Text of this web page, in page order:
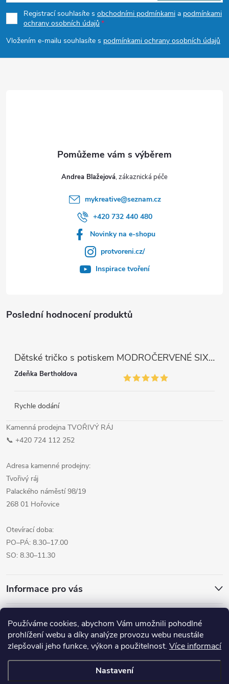
Používáme cookies, abychom Vám umožnili pohodlné
prohlížení webu a díky analýze provozu webu neustále
zlepšovali jeho funkce, výkon a použitelnost. Více informací
Nastavení
p
a
t
Registrací souhlasíte s obchodními podmínkami a podmínkami
ochrany osobních údajů
Vložením e-mailu souhlasíte s podmínkami ochrany osobních údajů
Poslední hodnocení produktů
Dětské tričko s potiskem MODROČERVENÉ SIX SEVEN 67
Zdeňka Bertholdova
Rychle dodání
Kamenná prodejna TVOŘIVÝ RÁJ
📞 +420 724 112 252
Adresa kamenné prodejny:
Tvořivý ráj
Palackého náměstí 98/19
268 01 Hořovice
Otevírací doba:
PO–PÁ: 8.30–17.00
SO: 8.30–11.30
Informace pro vás
Andrea Blažejová
mykreative@seznam.cz
+420 732 440 480
Novinky na e-shopu
protvoreni.cz/
Inspirace tvoření
Přijímáme online platby